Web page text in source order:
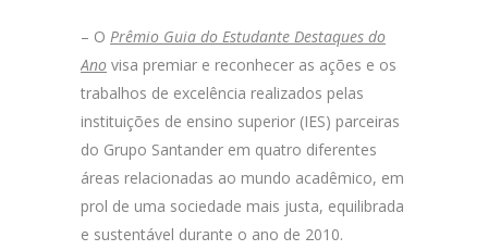
– O Prêmio Guia do Estudante Destaques do
Ano visa premiar e reconhecer as ações e os
trabalhos de excelência realizados pelas
instituições de ensino superior (IES) parceiras
do Grupo Santander em quatro diferentes
áreas relacionadas ao mundo acadêmico, em
prol de uma sociedade mais justa, equilibrada
e sustentável durante o ano de 2010.